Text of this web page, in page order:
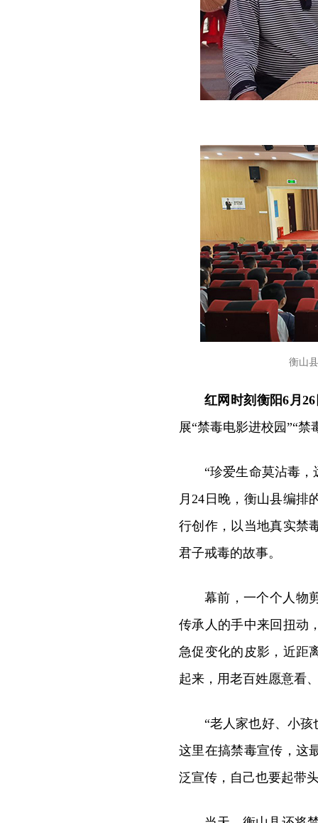
衡山
红网时刻衡阳6月
展“禁毒电影进校园”“
“珍爱生命莫沾毒
月24日晚，衡山县编排
行创作，以当地真实禁
君子戒毒的故事。
幕前，一个个人物
传承人的手中来回扭动
急促变化的皮影，近距
起来，用老百姓愿意看
“老人家也好、小
这里在搞禁毒宣传，这
泛宣传，自己也要起带